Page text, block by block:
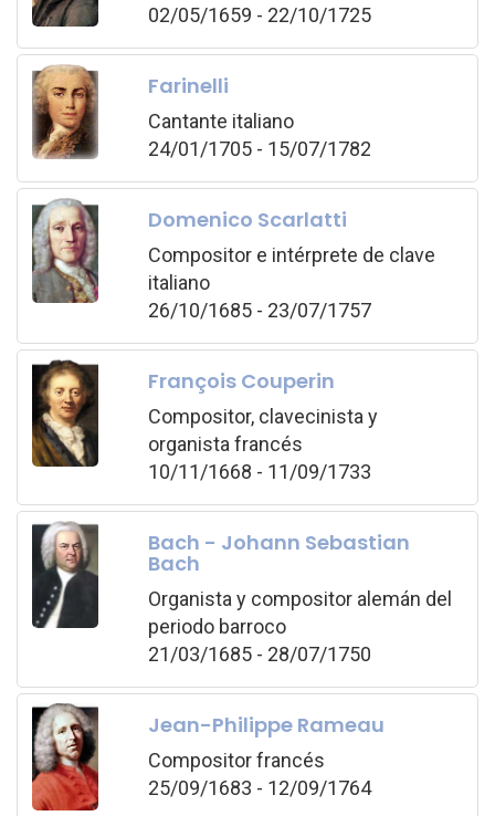
02/05/1659 - 22/10/1725
Farinelli
Cantante italiano
24/01/1705 - 15/07/1782
Domenico Scarlatti
Compositor e intérprete de clave
italiano
26/10/1685 - 23/07/1757
François Couperin
Compositor, clavecinista y
organista francés
10/11/1668 - 11/09/1733
Bach - Johann Sebastian
Bach
Organista y compositor alemán del
periodo barroco
21/03/1685 - 28/07/1750
Jean-Philippe Rameau
Compositor francés
25/09/1683 - 12/09/1764